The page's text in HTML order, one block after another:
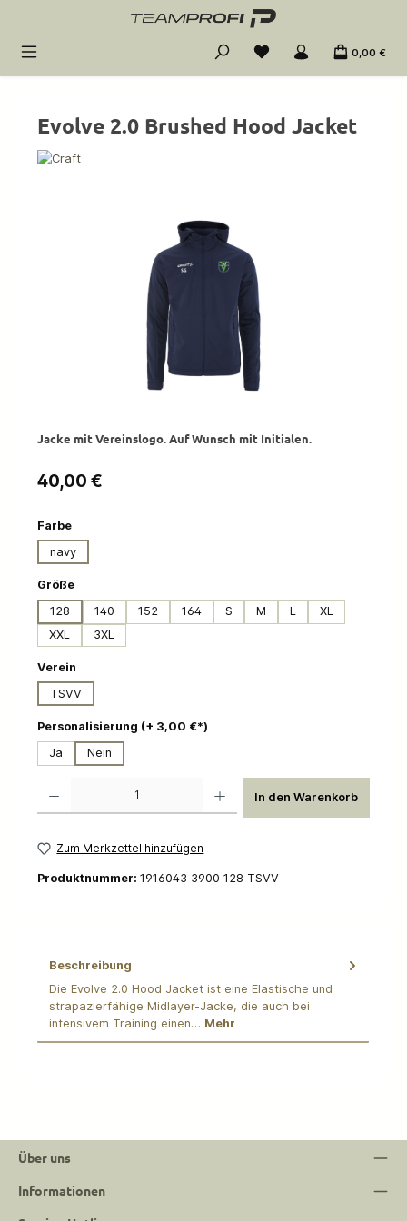
Zum Hauptinhalt springen
0,00 €
Evolve 2.0 Brushed Hood Jacket
Jacke mit Vereinslogo. Auf Wunsch mit Initialen.
Regulärer Preis:
40,00 €
Farbeauswählen
navy
Größeauswählen
128
140 152 164 S M L
XL
XXL
3XL
Verein
TSVV
Personalisierung (+ 3,00 €*)
Ja
Nein
In den Warenkorb
Zum Merkzettel hinzufügen
Produktnummer: 1916043 3900 128 TSVV
Beschreibung
Die Evolve 2.0 Hood Jacket ist eine Elastische und
strapazierfähige Midlayer-Jacke, die auch bei
intensivem Training einen… Mehr
Über uns
Informationen